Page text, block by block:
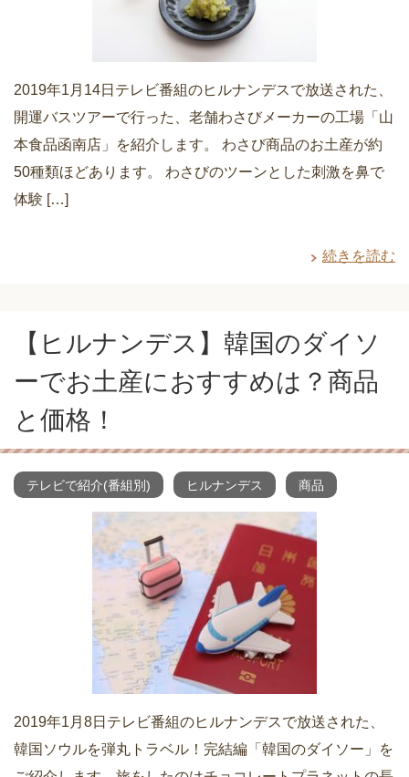
2019年1月14日テレビ番組のヒルナンデスで放送された、
開運バスツアーで行った、老舗わさびメーカーの工場「山
本食品函南店」を紹介します。 わさび商品のお土産が約
50種類ほどあります。 わさびのツーンとした刺激を鼻で
体験 […]
続きを読む
【ヒルナンデス】韓国のダイソ
ーでお土産におすすめは？商品
と価格！
テレビで紹介(番組別) ヒルナンデス 商品
2019年1月8日テレビ番組のヒルナンデスで放送された、
韓国ソウルを弾丸トラベル！完結編「韓国のダイソー」を